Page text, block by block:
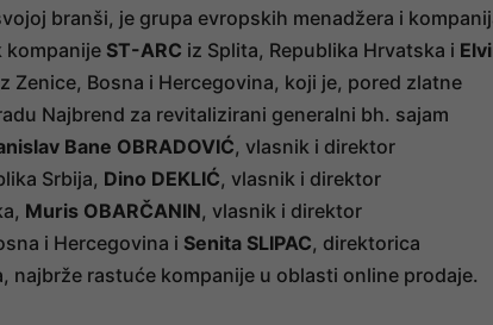
branši, je grupa evropskih menadžera i
kompanije ST-ARC iz Splita, Republika Hrvatska i
Zenice, Bosna i Hercegovina, koji je, pored zlatne
Najbrend za revitalizirani generalni bh. sajam
Bane OBRADOVIĆ, vlasnik i direktor
Srbija, Dino DEKLIĆ, vlasnik i direktor
Muris OBARČANIN, vlasnik i direktor
i Hercegovina i Senita SLIPAC, direktorica
najbrže rastuće kompanije u oblasti online prodaje.